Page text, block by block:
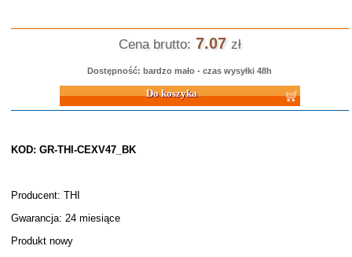
Cena brutto: 7.07 zł
Dostępność: bardzo mało - czas wysyłki 48h
Do koszyka
KOD: GR-THI-CEXV47_BK
Producent: THI
Gwarancja: 24 miesiące
Produkt nowy